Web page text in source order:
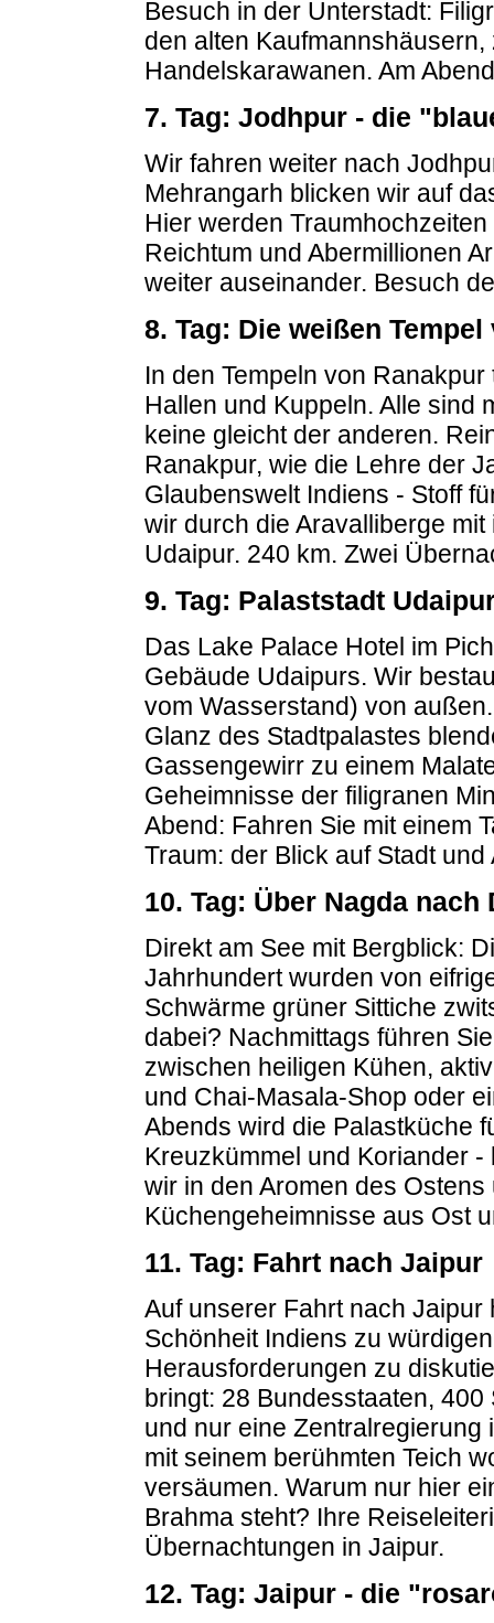
Besuch in der Unterstadt:
den alten
Handelskarawanen. Am
7. Tag: Jodhpur - die
Wir fahren weiter nach
Mehrangarh blicken wir auf
Hier werden
Reichtum und Abermillionen
weiter auseinander. Besuch
8. Tag: Die weißen
In den Tempeln von
Hallen und Kuppeln. Alle sind
keine gleicht der anderen.
Ranakpur, wie die Lehre der
Glaubenswelt Indiens - Stoff
wir durch die Aravalliberge
Udaipur. 240 km. Zwei
9. Tag: Palaststadt
Das Lake Palace Hotel im
Gebäude Udaipurs. Wir
vom Wasserstand) von
Glanz des Stadtpalastes
Gassengewirr zu einem
Geheimnisse der filigranen
Abend: Fahren Sie mit einem
Traum: der Blick auf Stadt
10. Tag: Über Nagda nach
Direkt am See mit Bergblick:
Jahrhundert wurden von
Schwärme grüner Sittiche
dabei? Nachmittags führen
zwischen heiligen Kühen,
und Chai-Masala-Shop oder
Abends wird die Palastküche
Kreuzkümmel und Koriander
wir in den Aromen des
Küchengeheimnisse aus Ost
11. Tag: Fahrt nach Jaipur
Auf unserer Fahrt nach
Schönheit Indiens zu
Herausforderungen zu
bringt: 28 Bundesstaaten,
und nur eine
mit seinem berühmten Teich
versäumen. Warum nur hier
Brahma steht? Ihre
Übernachtungen in Jaipur.
12. Tag: Jaipur - die